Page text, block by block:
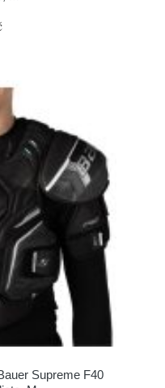
Supreme F40